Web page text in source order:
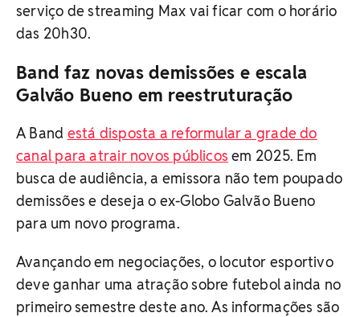
serviço de streaming Max vai ficar com o horário
das 20h30.
Band faz novas demissões e escala
Galvão Bueno em reestruturação
A Band está disposta a reformular a grade do
canal para atrair novos públicos em 2025. Em
busca de audiência, a emissora não tem poupado
demissões e deseja o ex-Globo Galvão Bueno
para um novo programa.
Avançando em negociações, o locutor esportivo
deve ganhar uma atração sobre futebol ainda no
primeiro semestre deste ano. As informações são